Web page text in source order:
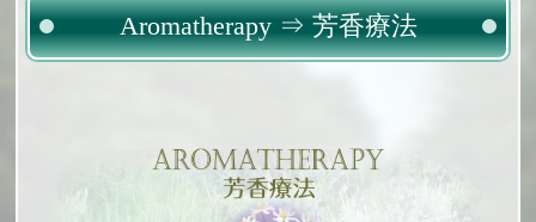
Aromatherapy ⇒ 芳香療法